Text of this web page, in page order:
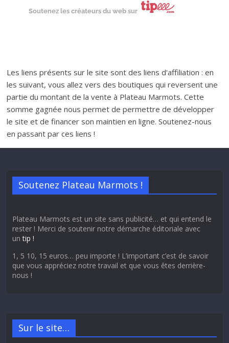
Soutenez les créateurs du web sur
Les liens présents sur le site sont des liens d'affiliation : en
les suivant, vous allez vers des boutiques qui reversent une
partie du montant de la vente à Plateau Marmots. Cette
somme gagnée nous permet de permettre de développer
le site et de financer son maintien en ligne. Soutenez-nous
en passant par ces liens !
Soutenez Plateau Marmots !
Plateau Marmots est un site sans publicité… et qui entend le
rester ! Merci de soutenir notre démarche éditoriale avec
untip !
1, 5 10, 15 euros… peu importe ! L’important c’est de savoir
que vous appréciez notre travail et que vous êtes derrière-
nous !
Sur le site…